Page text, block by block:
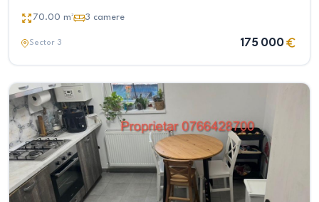
70.00 m² 3 camere
Sector 3 175 000